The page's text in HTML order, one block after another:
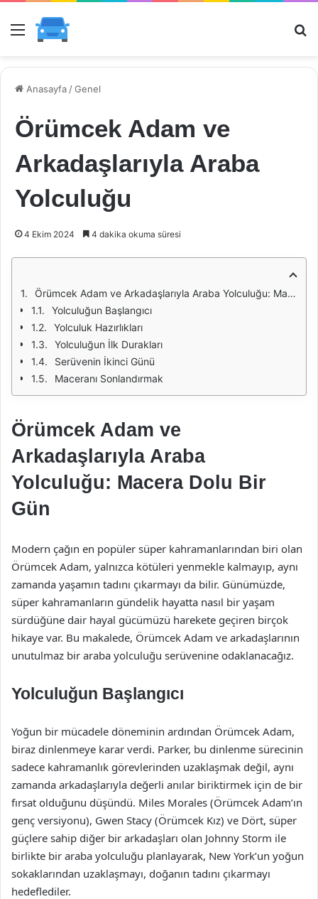
Menü
Anasayfa /Genel
Örümcek Adam ve
Arkadaşlarıyla Araba
Yolculuğu
4 Ekim 2024 4 dakika okuma süresi
Örümcek Adam ve Arkadaşlarıyla Araba Yolculuğu: Macera Dolu Bir Gün
Yolculuğun Başlangıcı
Yolculuk Hazırlıkları
Yolculuğun İlk Durakları
Serüvenin İkinci Günü
Maceranı Sonlandırmak
Örümcek Adam ve
Arkadaşlarıyla Araba
Yolculuğu: Macera Dolu Bir
Gün
Modern çağın en popüler süper kahramanlarından biri olan
Örümcek Adam, yalnızca kötüleri yenmekle kalmayıp, aynı
zamanda yaşamın tadını çıkarmayı da bilir. Günümüzde,
süper kahramanların gündelik hayatta nasıl bir yaşam
sürdüğüne dair hayal gücümüzü harekete geçiren birçok
hikaye var. Bu makalede, Örümcek Adam ve arkadaşlarının
unutulmaz bir araba yolculuğu serüvenine odaklanacağız.
Yolculuğun Başlangıcı
Yoğun bir mücadele döneminin ardından Örümcek Adam,
biraz dinlenmeye karar verdi. Parker, bu dinlenme sürecinin
sadece kahramanlık görevlerinden uzaklaşmak değil, aynı
zamanda arkadaşlarıyla değerli anılar biriktirmek için de bir
fırsat olduğunu düşündü. Miles Morales (Örümcek Adam’ın
genç versiyonu), Gwen Stacy (Örümcek Kız) ve Dört, süper
güçlere sahip diğer bir arkadaşları olan Johnny Storm ile
birlikte bir araba yolculuğu planlayarak, New York’un yoğun
sokaklarından uzaklaşmayı, doğanın tadını çıkarmayı
hedeflediler.